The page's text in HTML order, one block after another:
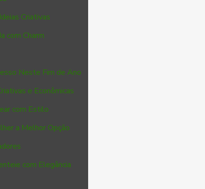
Criativas
com Charm
Neste Fim de Ano
e Econômicas
com Estilo
a Melhor Opção
com Elegância